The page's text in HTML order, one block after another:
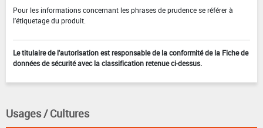
Pour les informations concernant les phrases de prudence se référer à
l'étiquetage du produit.
Le titulaire de l'autorisation est responsable de la conformité de la Fiche de
données de sécurité avec la classification retenue ci-dessus.
Usages / Cultures